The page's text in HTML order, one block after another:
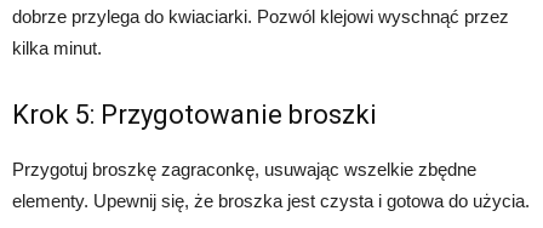
dobrze przylega do kwiaciarki. Pozwól klejowi wyschnąć przez
kilka minut.
Krok 5: Przygotowanie broszki
Przygotuj broszkę zagraconkę, usuwając wszelkie zbędne
elementy. Upewnij się, że broszka jest czysta i gotowa do użycia.